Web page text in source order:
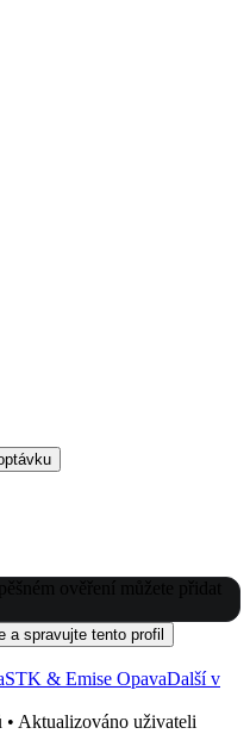
ověření můžete přidat
a spravujte tento profil
STK & Emise OpavaDalší v
• Aktualizováno uživateli